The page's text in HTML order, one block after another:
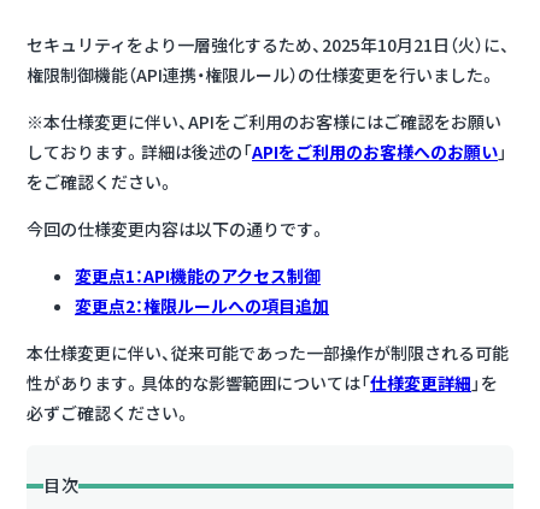
セキュリティをより一層強化するため、2025年10月21日（火）に、
権限制御機能（API連携・権限ルール）の仕様変更を行いました。
※本仕様変更に伴い、APIをご利用のお客様にはご確認をお願い
しております。詳細は後述の「APIをご利用のお客様へのお願い」
をご確認ください。
今回の仕様変更内容は以下の通りです。
変更点1：API機能のアクセス制御
変更点2：権限ルールへの項目追加
本仕様変更に伴い、従来可能であった一部操作が制限される可能
性があります。具体的な影響範囲については「仕様変更詳細 」を
必ずご確認ください。
目次